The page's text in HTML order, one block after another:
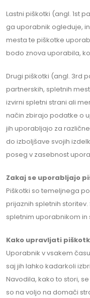
Lastni piškotki (angl. 1st
ga uporabnik ogleduje,
mesta te piškotke
bodo znova uporabila,
Drugi piškotki (angl. 3rd
partnerskih, spletnih
izvirni spletni strani ali
način zbirajo podatke o
jih uporabljajo za
do izboljšave svojih
poseg v zasebnost
Zakaj se uporabljajo
Piškotki so temeljnega
prijaznih spletnih
spletnim uporabnikom in
Kako upravljati
Uporabnik v vsakem
saj jih lahko kadarkoli
Navodila, kako to stori,
so na voljo na domači